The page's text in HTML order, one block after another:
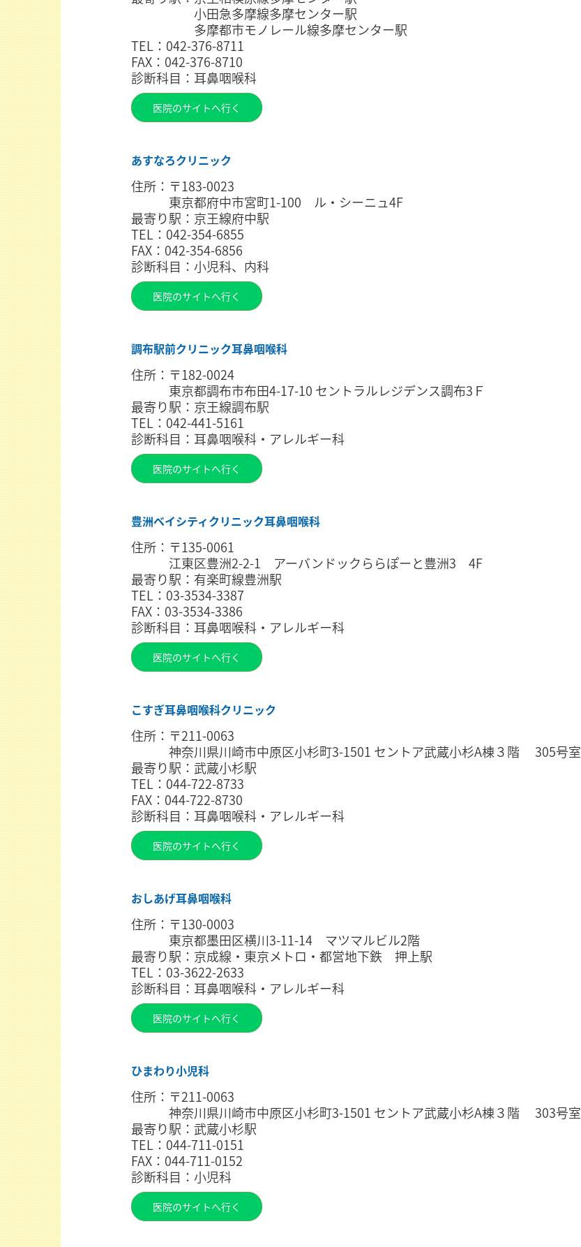
小田急多摩線多摩センター駅
多摩都市モノレール線多摩センター駅
TEL：042-376-8711
FAX：042-376-8710
診断科目：耳鼻咽喉科
医院のサイトへ行く
あすなろクリニック
住所：〒183-0023
東京都府中市宮町1-100 ル・シーニュ4F
最寄り駅：京王線府中駅
TEL：042-354-6855
FAX：042-354-6856
診断科目：小児科、内科
医院のサイトへ行く
調布駅前クリニック耳鼻咽喉科
住所：〒182-0024
東京都調布市布田4-17-10 セントラルレジデンス調布3Ｆ
最寄り駅：京王線調布駅
TEL：042-441-5161
診断科目：耳鼻咽喉科・アレルギー科
医院のサイトへ行く
豊洲ベイシティクリニック耳鼻咽喉科
住所：〒135-0061
江東区豊洲2-2-1 アーバンドックららぽーと豊洲3 4F
最寄り駅：有楽町線豊洲駅
TEL：03-3534-3387
FAX：03-3534-3386
診断科目：耳鼻咽喉科・アレルギー科
医院のサイトへ行く
こすぎ耳鼻咽喉科クリニック
住所：〒211-0063
神奈川県川崎市中原区小杉町3-1501 セントア武蔵小杉A棟３階 305号室
最寄り駅：武蔵小杉駅
TEL：044-722-8733
FAX：044-722-8730
診断科目：耳鼻咽喉科・アレルギー科
医院のサイトへ行く
おしあげ耳鼻咽喉科
住所：〒130-0003
東京都墨田区横川3-11-14 マツマルビル2階
最寄り駅：京成線・東京メトロ・都営地下鉄 押上駅
TEL：03-3622-2633
診断科目：耳鼻咽喉科・アレルギー科
医院のサイトへ行く
ひまわり小児科
住所：〒211-0063
神奈川県川崎市中原区小杉町3-1501 セントア武蔵小杉A棟３階 303号室
最寄り駅：武蔵小杉駅
TEL：044-711-0151
FAX：044-711-0152
診断科目：小児科
医院のサイトへ行く